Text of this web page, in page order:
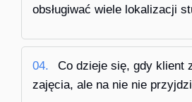
obsługiwać wiele lokalizacji
04.
Co dzieje się, gdy klient
zajęcia, ale na nie nie